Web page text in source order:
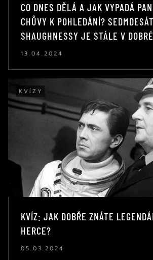
CO DNES DĚLÁ A JAK VYPADÁ
CHŮVY K POHLEDÁNÍ?
SHAUGHNESSY JE STÁLE V
13.04.2024
KVÍZY
KVÍZ: JAK DOBŘE ZNÁTE
HERCE?
05.03.2024